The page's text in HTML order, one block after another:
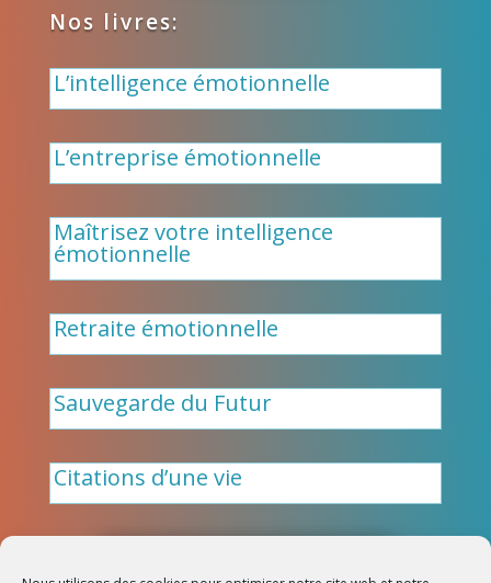
Nos livres:
L’intelligence émotionnelle
L’entreprise émotionnelle
Maîtrisez votre intelligence
émotionnelle
Retraite émotionnelle
Sauvegarde du Futur
Citations d’une vie